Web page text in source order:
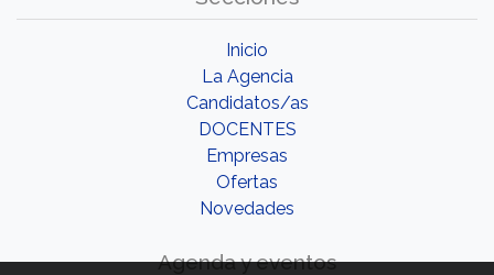
Inicio
La Agencia
Candidatos/as
DOCENTES
Empresas
Ofertas
Novedades
Agenda y eventos